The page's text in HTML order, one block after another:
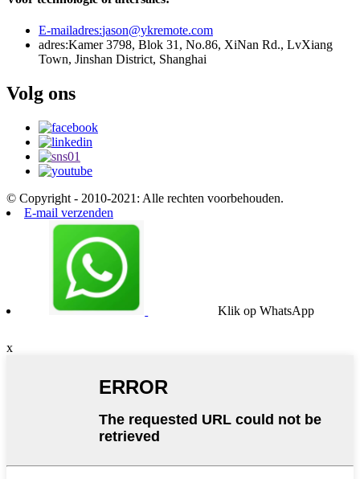
E-mailadres:jason@ykremote.com
adres:Kamer 3798, Blok 31, No.86, XiNan Rd., LvXiang
Town, Jinshan District, Shanghai
Volg ons
© Copyright - 2010-2021: Alle rechten voorbehouden.
E-mail verzenden
Klik op WhatsApp
x